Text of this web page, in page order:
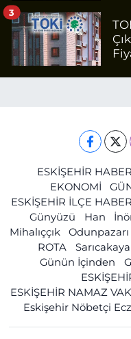
3
ESKİŞEHİR HABER
EKONOMİ
ESKİŞEHİR İLÇE
Günyüzü
Han
Mihalıççık
Odunpazarı
ROTA
Sarıcakaya
Günün İçinden
ESKİŞEHİR NAMAZ
Eskişehir Nöbetçi